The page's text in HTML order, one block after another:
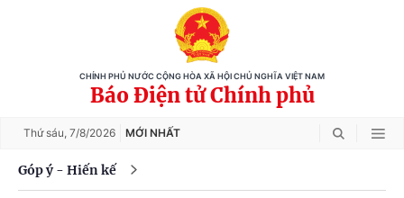
CHÍNH PHỦ NƯỚC CỘNG HÒA XÃ HỘI CHỦ NGHĨA VIỆT NAM
Báo Điện tử Chính phủ
Thứ sáu, 7/8/2026 MỚI NHẤT
Góp ý - Hiến kế